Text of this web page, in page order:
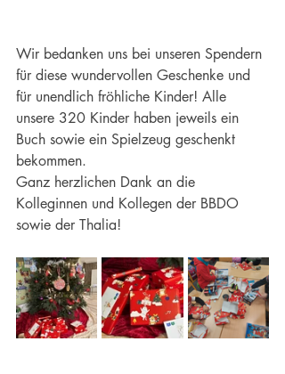
Wir bedanken uns bei unseren Spendern
für diese wundervollen Geschenke und
für unendlich fröhliche Kinder! Alle
unsere 320 Kinder haben jeweils ein
Buch sowie ein Spielzeug geschenkt
bekommen.
Ganz herzlichen Dank an die
Kolleginnen und Kollegen der BBDO
sowie der Thalia!